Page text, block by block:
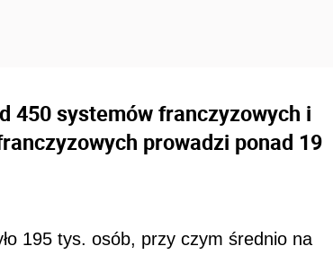
450 systemów franczyzowych i
prowadzi ponad 19
195 tys. osób, przy czym średnio na